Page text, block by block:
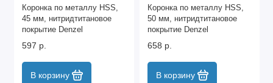
Коронка по металлу HSS,
45 мм, нитридтитановое
покрытие Denzel
597 р.
В корзину
Коронка по металлу HSS,
50 мм, нитридтитановое
покрытие Denzel
658 р.
В корзину